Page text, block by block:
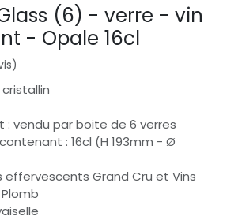
(6) - verre - vin
- Opale 16cl
vendu par boite de 6 verres
: 16cl (H 193mm - Ø
effervescents Grand Cru et Vins